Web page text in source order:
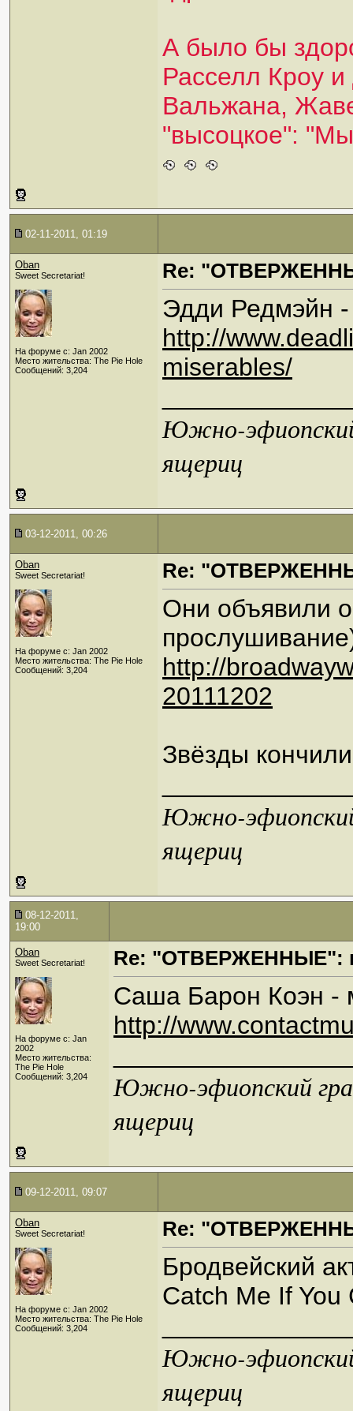
А было бы
Расселл Кроу
Вальжана,
"высоцкое":
02-11-2011, 01:19
Oban
Sweet Secretariat!
На форуме с: Jan 2002
Место жительства: The Pie Hole
Сообщений: 3,204
Re:
Эдди Редмэйн
http://
miserables/
Южно-эфиопский
ящериц
03-12-2011, 00:26
Oban
Sweet Secretariat!
На форуме с: Jan 2002
Место жительства: The Pie Hole
Сообщений: 3,204
Re:
Они объявили
http://
20111202
Звёзды
Южно-эфиопский
ящериц
08-12-2011,
19:00
Oban
Sweet Secretariat!
На форуме с: Jan
2002
Место жительства:
The Pie Hole
Сообщений: 3,204
Re: "ОТВЕРЖЕННЫЕ":
Саша Барон Коэн -
http://
Южно-эфиопский
ящериц
09-12-2011, 09:07
Oban
Sweet Secretariat!
На форуме с: Jan 2002
Место жительства: The Pie Hole
Сообщений: 3,204
Re:
Бродвейский
Catch Me If
Южно-эфиопский
ящериц